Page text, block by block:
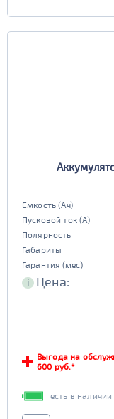
Емкость (Ач)
Пусковой ток (А)
Полярность
Габариты
Гарантия (мес)
i Цена:
Выгода на
600 руб.*
есть в наличии